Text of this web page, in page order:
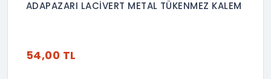
ADAPAZARI LACİVERT METAL TÜKENMEZ KALEM
54,00 TL